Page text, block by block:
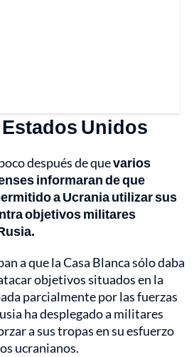
Unidos
después de quevarios
informaran de que
a Ucrania utilizar sus
objetivos militares
a que la Casa Blanca sólo daba
objetivos situados en la
parcialmente por las fuerzas
ha desplegado a militares
a sus tropas en su esfuerzo
ucranianos.